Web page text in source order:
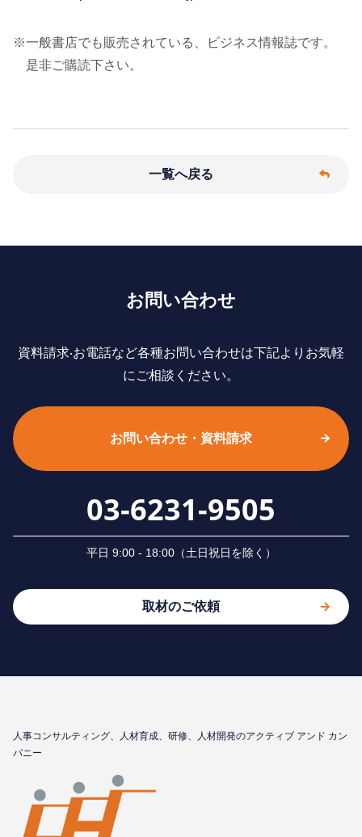
※一般書店でも販売されている、ビジネス情報誌です。
是非ご購読下さい。
一覧へ戻る
お問い合わせ
資料請求‧お電話など各種お問い合わせは下記よりお気軽
にご相談ください。
お問い合わせ・資料請求
03-6231-9505
平⽇ 9:00 - 18:00（⼟⽇祝⽇を除く）
取材のご依頼
⼈事コンサルティング、⼈材育成、研修、⼈材開発のアクティブ アンド カン
パニー